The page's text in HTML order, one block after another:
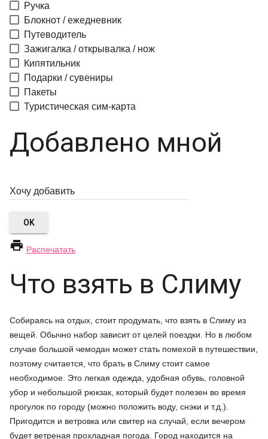
Ручка
Блокнот / ежедневник
Путеводитель
Зажигалка / открывалка / нож
Кипятильник
Подарки / сувениры
Пакеты
Туристическая сим-карта
Добавлено мной
OK
 Распечатать
Что взять в Слиму
Собираясь на отдых, стоит продумать, что взять в Слиму из
вещей. Обычно набор зависит от целей поездки. Но в любом
случае большой чемодан может стать помехой в путешествии,
поэтому считается, что брать в Слиму стоит самое
необходимое. Это легкая одежда, удобная обувь, головной
убор и небольшой рюкзак, который будет полезен во время
прогулок по городу (можно положить воду, снэки и т.д.).
Пригодится и ветровка или свитер на случай, если вечером
будет ветреная прохладная погода. Город находится на